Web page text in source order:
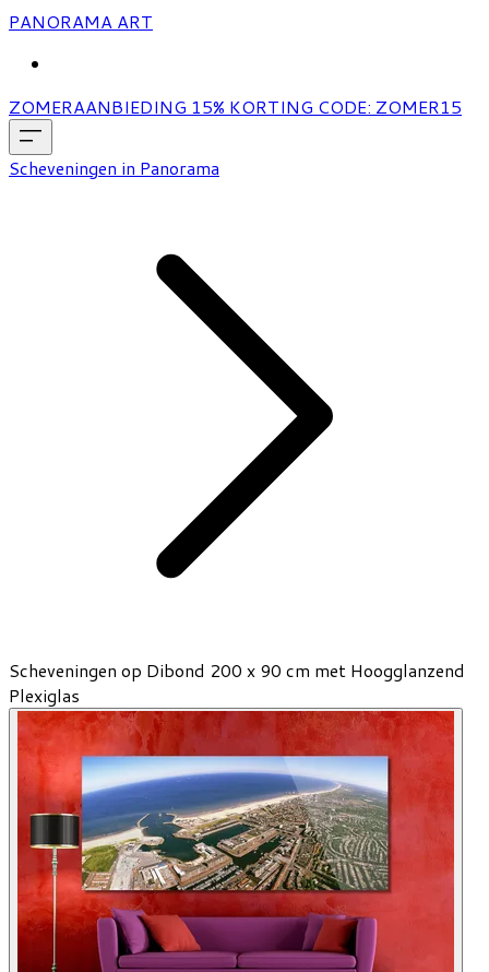
PANORAMA ART
ZOMERAANBIEDING 15% KORTING CODE: ZOMER15
Scheveningen in Panorama
Scheveningen op Dibond 200 x 90 cm met Hoogglanzend
Plexiglas